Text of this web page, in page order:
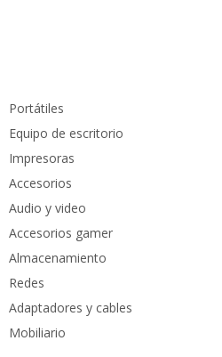
Portátiles
Equipo de escritorio
Impresoras
Accesorios
Audio y video
Accesorios gamer
Almacenamiento
Redes
Adaptadores y cables
Mobiliario